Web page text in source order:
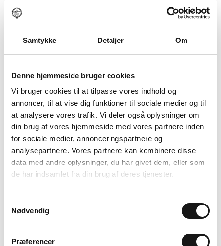
Samtykke Detaljer Om
Denne hjemmeside bruger cookies
Vi bruger cookies til at tilpasse vores indhold og
annoncer, til at vise dig funktioner til sociale medier og til
at analysere vores trafik. Vi deler også oplysninger om
din brug af vores hjemmeside med vores partnere inden
for sociale medier, annonceringspartnere og
analysepartnere. Vores partnere kan kombinere disse
data med andre oplysninger, du har givet dem, eller som
de har indsamlet fra din brug af deres tjenester.
Nødvendig
Præferencer
Uanset om du er her for en drink før middagen, en cocktail
efter eller for at tilbringe hele aftenen med venner, er vores
talentfulde bartendere klar til at skabe den perfekte stemning
til en fantastisk aften.
BOOK BORD
LET’S KEEP IN TOUCH
Sign up for our newsletter and be the first to know about
menu changes, events, and other cool stuff from our
restaurants. We promise not to spam your mailbox.
SUBSCRIBE